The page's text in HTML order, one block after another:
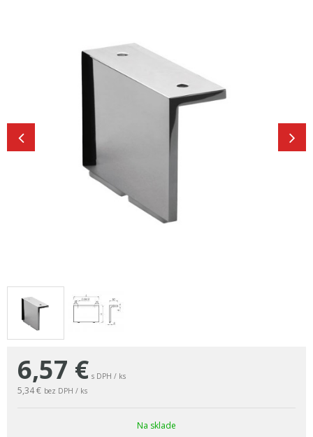
6,57 € s DPH / ks
5,34 € bez DPH / ks
Na sklade